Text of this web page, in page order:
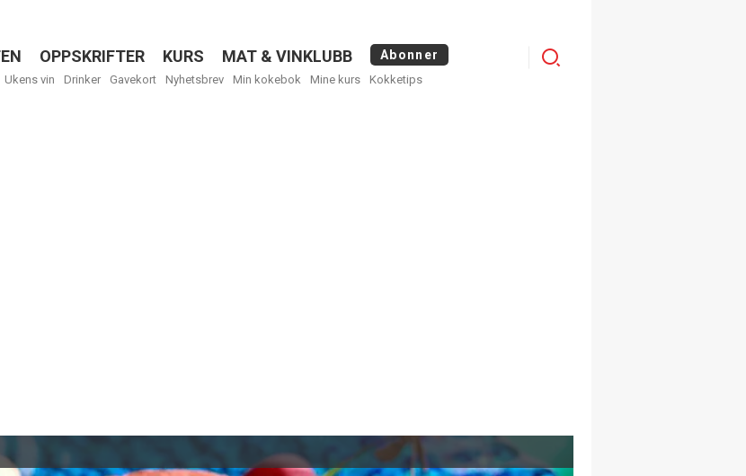
OPPSKRIFTER KURS MAT & VINKLUBB Abonner
Ukens vin Drinker Gavekort Nyhetsbrev Min kokebok Mine kurs Kokketips
Logg